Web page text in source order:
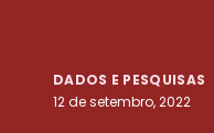
DADOS E PESQUISAS
12 de setembro, 2022